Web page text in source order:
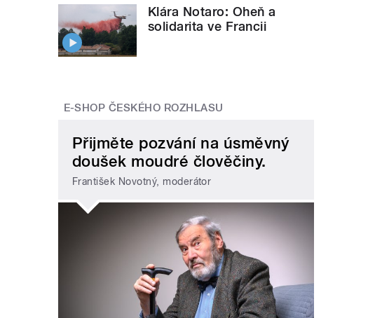
Klára Notaro: Oheň a
solidarita ve Francii
E-SHOP ČESKÉHO ROZHLASU
Přijměte pozvání na úsměvný
doušek moudré člověčiny.
František Novotný, moderátor